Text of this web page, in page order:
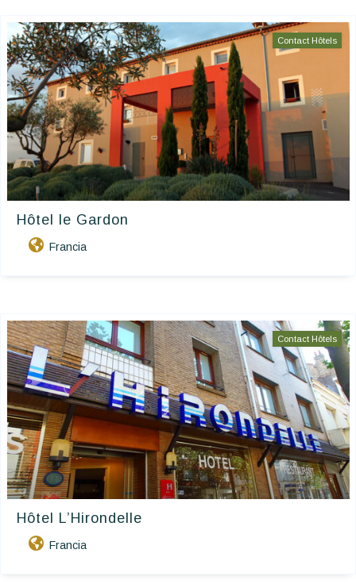
Contact Hôtels
Hôtel le Gardon
Francia
Contact Hôtels
Hôtel L’Hirondelle
Francia